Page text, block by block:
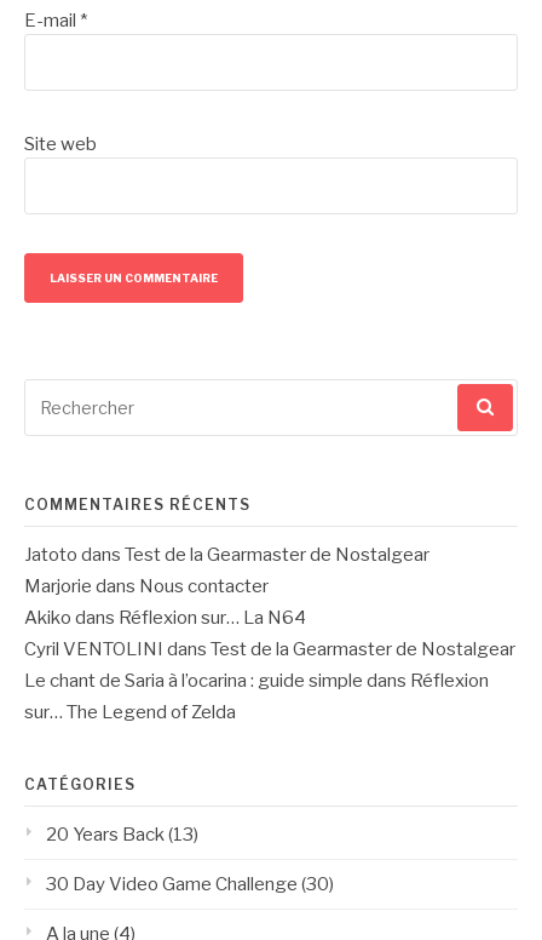
E-mail *
Site web
pour
COMMENTAIRES RÉCENTS
Jatoto dans Test de la Gearmaster de Nostalgear
Marjorie dans Nous contacter
Akiko dans Réflexion sur… La N64
Cyril VENTOLINI dans Test de la Gearmaster de Nostalgear
Le chant de Saria à l’ocarina : guide simple dans Réflexion
sur… The Legend of Zelda
CATÉGORIES
20 Years Back(13)
30 Day Video Game Challenge (30)
A la une (4)